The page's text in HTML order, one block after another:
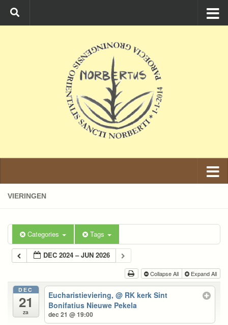
Ga naar de inhoud
VIERINGEN
Categories Tags
DEC 2024 – JUN 2026
Collapse All Expand All
DEC
21
za
Eucharistieviering,@ RK kerk Sint
Bonifatius Nieuwe Pekela
dec 21 @ 19:00